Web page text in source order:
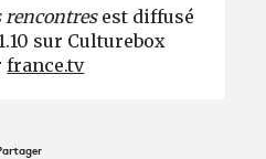
rencontresest diffusé
sur Culturebox
france.tv